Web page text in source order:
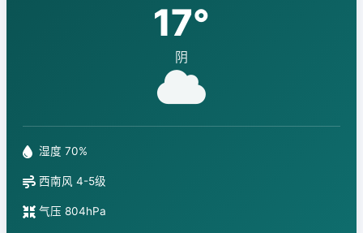
17°
阴
湿度 70%
西南风 4-5级
气压 804hPa